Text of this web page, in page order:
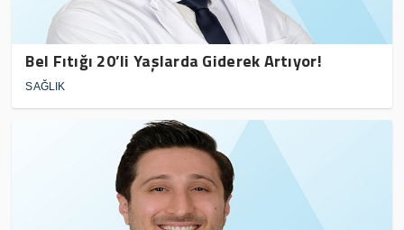
Bel Fıtığı 20’li Yaşlarda Giderek Artıyor!
SAĞLIK